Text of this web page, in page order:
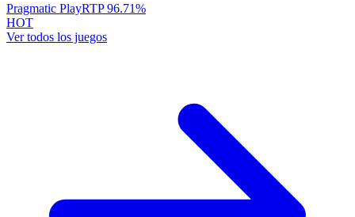
Pragmatic PlayRTP96.71%
HOT
Ver todos los juegos